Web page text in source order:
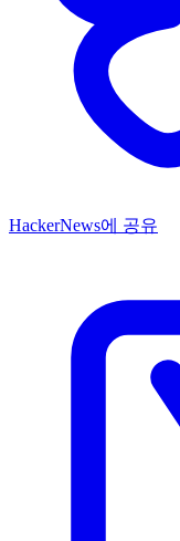
HackerNews에 공유